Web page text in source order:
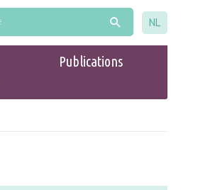
NL
Publications